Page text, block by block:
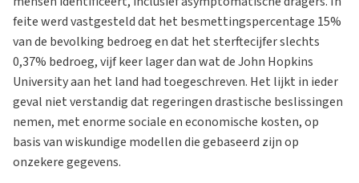
feite werd vastgesteld dat het besmettingspercentage 15%
van de bevolking bedroeg en dat het sterftecijfer slechts
0,37% bedroeg, vijf keer lager dan wat de John Hopkins
University aan het land had toegeschreven. Het lijkt in ieder
geval niet verstandig dat regeringen drastische beslissingen
nemen, met enorme sociale en economische kosten, op
basis van wiskundige modellen die gebaseerd zijn op
onzekere gegevens.